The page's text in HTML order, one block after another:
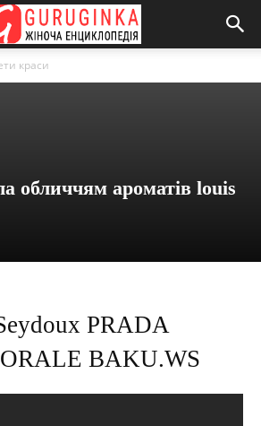
краси
обличчям ароматів louis
PRADA
BAKU.WS